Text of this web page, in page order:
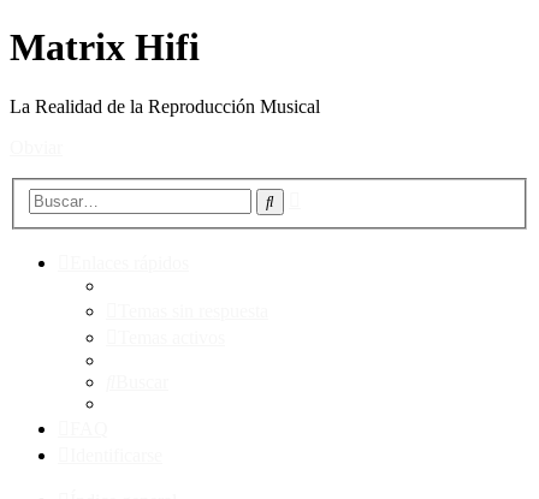
Matrix Hifi
La Realidad de la Reproducción Musical
Buscar